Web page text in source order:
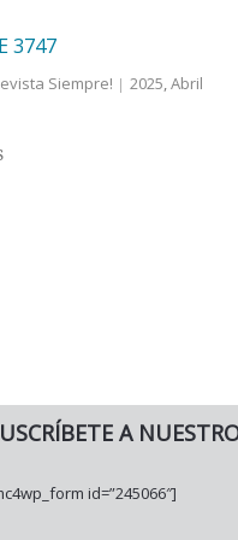
3747
Siempre! 2025 Abril
A
id=”245066″]